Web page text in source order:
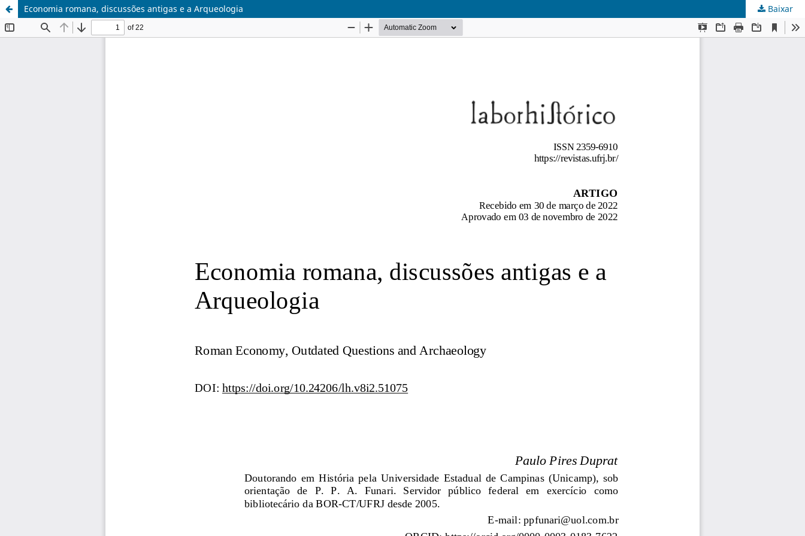
Economia romana, discussões antigas e a Arqueologia Baixar